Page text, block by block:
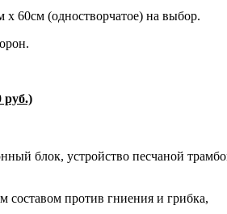
х 60см (одностворчатое) на выбор.
блок, устройство песчаной
составом против гниения и грибка,